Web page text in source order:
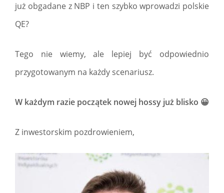
już obgadane z NBP i ten szybko wprowadzi polskie
QE?
Tego nie wiemy, ale lepiej być odpowiednio
przygotowanym na każdy scenariusz.
W każdym razie początek nowej hossy już blisko 😀
Z inwestorskim pozdrowieniem,